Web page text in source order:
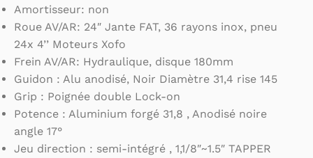
Amortisseur: non
Roue AV/AR: 24″ Jante FAT, 36 rayons inox, pneu
24x 4’’ Moteurs Xofo
Frein AV/AR: Hydraulique, disque 180mm
Guidon : Alu anodisé, Noir Diamètre 31,4 rise 145
Grip : Poignée double Lock-on
Potence : Aluminium forgé 31,8 , Anodisé noire
angle 17°
Jeu direction : semi-intégré , 1,1/8″~1.5″ TAPPER